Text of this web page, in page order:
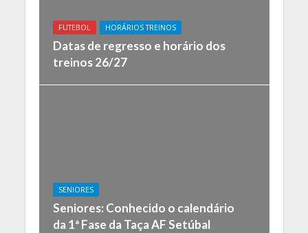
FUTEBOL HORÁRIOS TREINOS
Datas de regresso e horário dos
treinos 26/27
SENIORES
Seniores: Conhecido o calendário
da 1ª Fase da Taça AF Setúbal